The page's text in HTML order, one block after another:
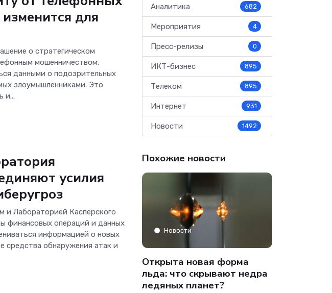
для
о стратегическом
мошенничеством.
данными о подозрительных
злоумышленниками. Это
и...
усилия
Лабораторией Касперского
финансовых операций и данных
информацией о новых
средства обнаружения атак и
Аналитика 682
Мероприятия 4
Пресс-релизы 0
ИКТ-бизнес 895
Телеком 895
Интернет 931
Новости 1492
Похожие новости
Телеком Новости
Открыта новая форма
льда: что скрывают недра
ледяных планет?